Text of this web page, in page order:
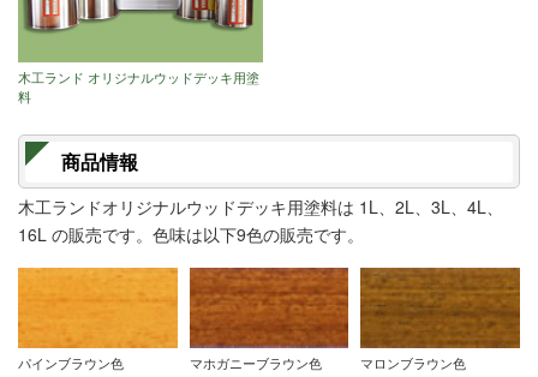
木工ランド オリジナルウッドデッキ用塗
料
商品情報
木工ランドオリジナルウッドデッキ用塗料は 1L、2L、3L、4L、
16L の販売です。色味は以下9色の販売です。
パインブラウン色 マホガニーブラウン色 マロンブラウン色